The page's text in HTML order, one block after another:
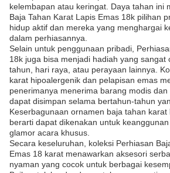
kelembapan atau keringat. Daya tahan ini
Baja Tahan Karat Lapis Emas 18k pilihan
hidup aktif dan mereka yang menghargai
dalam perhiasannya.
Selain untuk penggunaan pribadi,
18k juga bisa menjadi hadiah yang sangat
tahun, hari raya, atau perayaan lainnya.
karat hipoalergenik dan pelapisan emas
penerimanya menerima barang modis
dapat disimpan selama bertahun-tahun
Keserbagunaan ornamen baja tahan karat
berarti dapat dikenakan untuk
glamor acara khusus.
Secara keseluruhan, koleksi Perhiasan
Emas 18 karat menawarkan aksesori
nyaman yang cocok untuk berbagai